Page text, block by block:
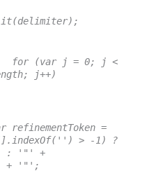
= 0; j <
j++)
=
> -1) ?
: '"' +
+ '"';